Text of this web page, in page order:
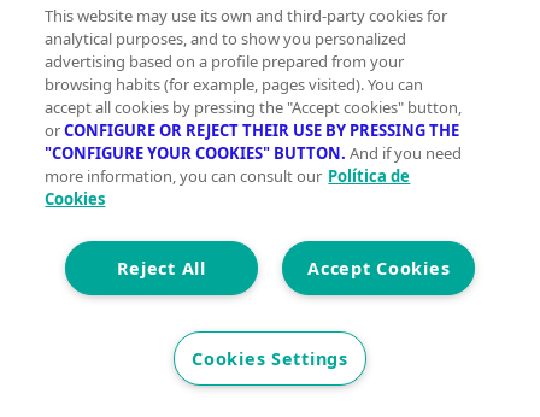
This website may use its own and third-party cookies for
analytical purposes, and to show you personalized
advertising based on a profile prepared from your
browsing habits (for example, pages visited). You can
accept all cookies by pressing the "Accept cookies" button,
orCONFIGURE OR REJECT THEIR USE BY PRESSING THE
"CONFIGURE YOUR COOKIES" BUTTON. And if you need
more information, you can consult our Política de
Cookies
Accept Cookies
Reject All
Cookies Settings